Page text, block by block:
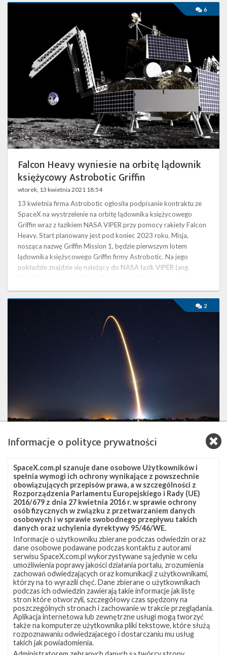
lądownik
księżycowy
Astrobotic
6
Falcon Heavy wyniesie na orbitę lądownik
księżycowy Astrobotic Griffin
wtorek, 13 kwietnia 2021 18:54
13 kwietnia firma Astrobotic ogłosiła podpisanie kontraktu ze
SpaceX na wystrzelenie na orbitę lądownika księżycowego
Griffin wraz z łazikiem NASA VIPER przy pomocy rakiety Falcon
Heavy. Start planowany jest pod koniec 2023 roku. Misja,
nosząca nazwę Griffin Mission 1, będzie pierwszym lotem
lądownika księżycowego Griffin firmy Astrobotic. Na jego
pokładzie znajdzie się należący do NASA łazik VIPER (ang.
SpaceX
2
Najbliższe plany SpaceX – grudzień 2019
niedziela, 1 grudnia 2019 08:22
Ostatni miesiąc roku w wykonaniu SpaceX zapowiada się
bardzo intensywnie. Na grudzień zaplanowane są trzy starty
orbitalne, trwają przygotowania do pierwszej misji załogowej, a
w Teksasie i na Florydzie postępują prace nad prototypami
statku Starship. Najbliższe starty Najbliższy lot ma odbyć się 4
grudnia o godzinie 18:51 czasu polskiego (17:51 UTC). Rakieta
Falcon 9 wystartuje z platformy SLC-40 na Cape Canaveral i
wyniesie na niską orbitę okołoziemską (LEO) towarową kapsułę
Dragon …
SpaceX
dołącza
do
programu
CLPS
Informacje o polityce prywatności
SpaceX.com.pl szanuje dane osobowe Użytkowników i
spełnia wymogi ich ochrony wynikające z powszechnie
obowiązujących przepisów prawa, a w szczególności z
Rozporządzenia Parlamentu Europejskiego i Rady (UE)
2016/679 z dnia 27 kwietnia 2016 r. w sprawie ochrony
osób fizycznych w związku z przetwarzaniem danych
osobowych i w sprawie swobodnego przepływu takich
danych oraz uchylenia dyrektywy 95/46/WE.
Informacje o użytkowniku zbierane podczas odwiedzin oraz
dane osobowe podawane podczas kontaktu z autorami
serwisu SpaceX.com.pl wykorzystywane są jedynie w celu
umożliwienia poprawy jakości działania portalu, zrozumienia
zachowań odwiedzających oraz komunikacji z użytkownikami,
którzy na to wyrazili chęć. Dane zbierane o użytkownikach
podczas ich odwiedzin zawierają takie informacje jak listę
stron które otworzyli, szczegółowy czas spędzony na
poszczególnych stronach i zachowanie w trakcie przeglądania.
Aplikacja internetowa lub zewnętrzne usługi mogą tworzyć
także na komputerze użytkownika pliki tekstowe, które służą
rozpoznawaniu odwiedzajacego i dostarczaniu mu usług
takich jak powiadomienia.